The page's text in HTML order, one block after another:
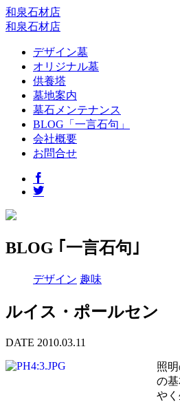
和泉石材店
和泉石材店
デザイン墓
オリジナル墓
供養塔
墓地案内
墓石メンテナンス
BLOG「一言石句」
会社概要
お問合せ
BLOG ｢一言石句｣
デザイン 趣味
ルイス・ポールセン
DATE 2010.03.11
照
の
やく